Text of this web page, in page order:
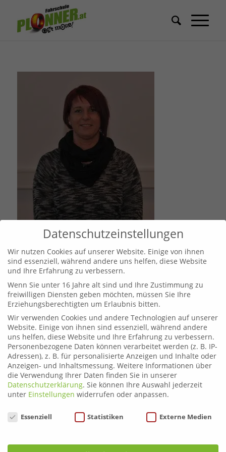
Leoben
Telefon: 03842 44254
Email:fahrschule.leoben@plonner.at
Liezen
Telefon:03612 21222
Email:fahrschule.liezen@plonner.at
Öffnungszeiten
Liezen: Montag bis Donnerstag: 9.00 – 12.00 und 13.00 –
Freitag: 9.00 – 12.00 und 13.00 – 15.00 Uhr
Datenschutzeinstellungen
Wir nutzen Cookies auf unserer Website. Einige von ihnen
sind essenziell, während andere uns helfen, diese Website
und Ihre Erfahrung zu verbessern.
Wenn Sie unter 16 Jahre alt sind und Ihre Zustimmung zu
freiwilligen Diensten geben möchten, müssen Sie Ihre
Erziehungsberechtigten um Erlaubnis bitten.
Wir verwenden Cookies und andere Technologien auf unserer
Website. Einige von ihnen sind essenziell, während andere
uns helfen, diese Website und Ihre Erfahrung zu verbessern.
Personenbezogene Daten können verarbeitet werden (z. B. IP-
Adressen), z. B. für personalisierte Anzeigen und Inhalte oder
Anzeigen- und Inhaltsmessung. Weitere Informationen über
die Verwendung Ihrer Daten finden Sie in unserer
Datenschutzerklärung. Sie können Ihre Auswahl jederzeit
unter Einstellungen widerrufen oder anpassen.
Datenschutzeinstellungen
Essenziell Statistiken Externe Medien